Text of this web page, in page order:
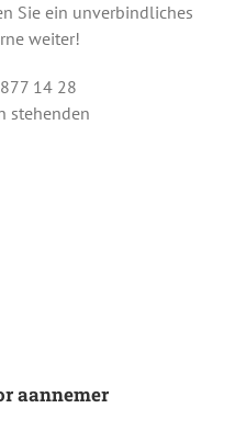
Sie ein unverbindliches
weiter!
14 28
stehenden
aannemer